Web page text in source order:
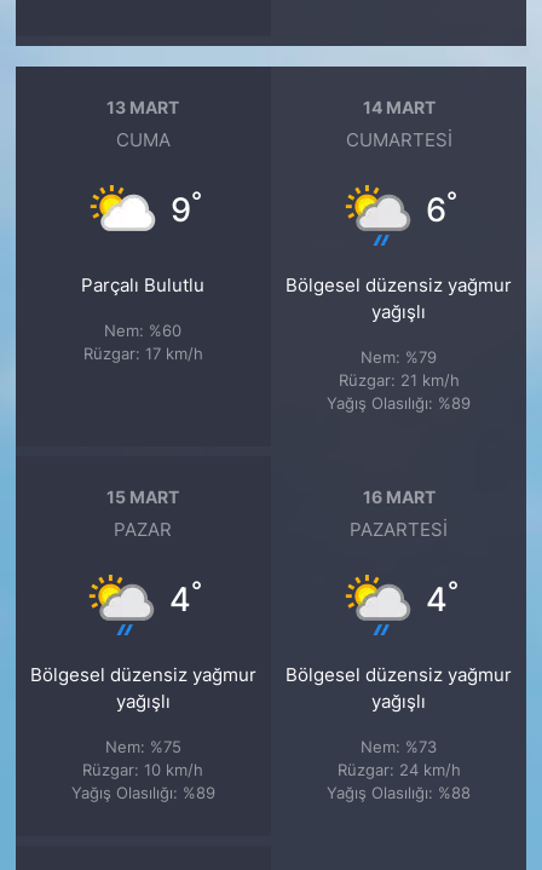
13 MART
CUMA
9°
Parçalı Bulutlu
Nem: %60
Rüzgar: 17 km/h
14 MART
CUMARTESI
6°
Bölgesel düzensiz yağmur
yağışlı
Nem: %79
Rüzgar: 21 km/h
Yağış Olasılığı: %89
15 MART
PAZAR
4°
Bölgesel düzensiz yağmur
yağışlı
Nem: %75
Rüzgar: 10 km/h
Yağış Olasılığı: %89
16 MART
PAZARTESI
4°
Bölgesel düzensiz yağmur
yağışlı
Nem: %73
Rüzgar: 24 km/h
Yağış Olasılığı: %88